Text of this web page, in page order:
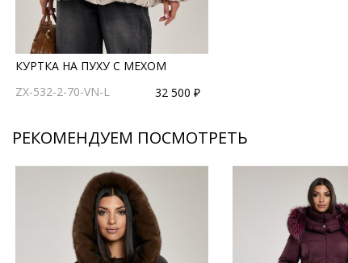
КУРТКА НА ПУХУ С МЕХОМ
ZX-532-2-70-VN-L
32 500 ₽
РЕКОМЕНДУЕМ ПОСМОТРЕТЬ